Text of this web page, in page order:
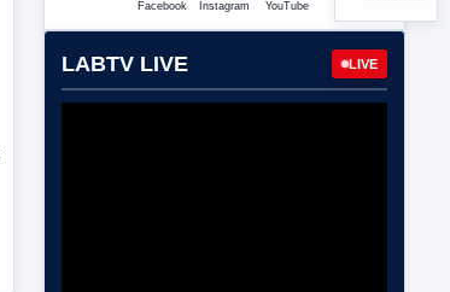
Facebook Instagram YouTube
LABTV LIVE LIVE